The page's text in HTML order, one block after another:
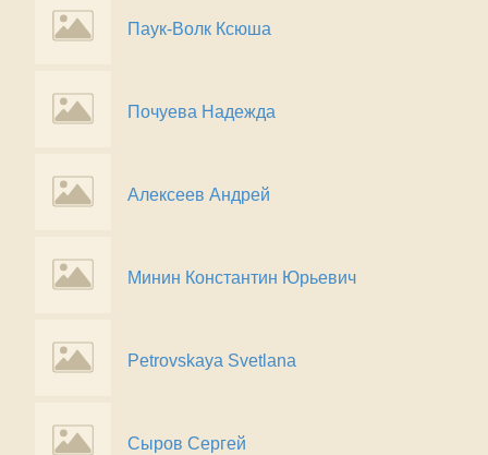
Паук-Волк Ксюша
Почуева Надежда
Алексеев Андрей
Минин Константин Юрьевич
Petrovskaya Svetlana
Сыров Сергей